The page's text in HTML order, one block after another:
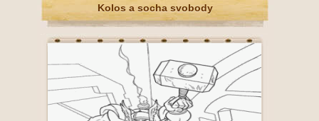
Kolos a socha svobody